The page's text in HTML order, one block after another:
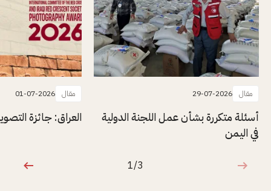
مقال 29-07-2026
أسئلة متكررة بشأن عمل اللجنة الدولية
في اليمن
مقال 01-07-2026
العراق: جائزة التصوير
1 من 3
1/3